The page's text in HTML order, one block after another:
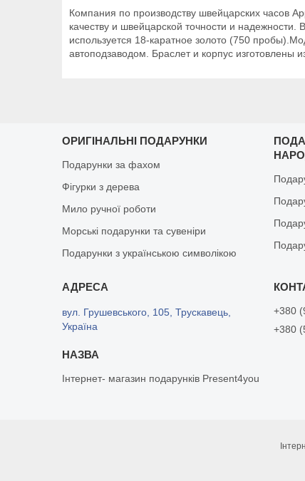
Компания по производству швейцарских часов
качеству и швейцарской точности и
используется 18-каратное золото (750
автоподзаводом. Браслет и корпус
ОРИГІНАЛЬНІ ПОДАРУНКИ
Подарунки за фахом
Фігурки з дерева
Мило ручної роботи
Морські подарунки та сувеніри
Подарунки з українською символікою
вул. Грушевського, 105, Трускавець,
Україна
Інтернет- магазин подарунків Present4you
+380
+380